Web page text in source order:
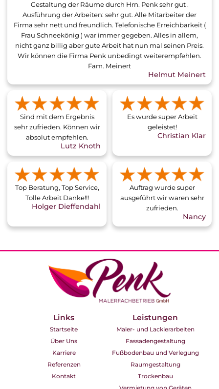
Gestaltung der Räume durch Hrn. Penk sehr gut .
Ausführung der Arbeiten: sehr gut. Alle Mitarbeiter der
Firma sehr nett und freundlich. Telefonische Erreichbarkeit (
Frau Schneekönig ) war immer gegeben. Alles in allem,
nicht ganz billig aber gute Arbeit hat nun mal seinen Preis.
Wir können die Firma Penk unbedingt weiterempfehlen.
Fam. Meinert
Helmut Meinert
Sind mit dem Ergebnis
sehr zufrieden. Können wir
absolut empfehlen.
Lutz Knoth
Es wurde super Arbeit
geleistet!
Christian Klar
Top Beratung, Top Service,
Tolle Arbeit Danke!!!
Holger Dieffendahl
Auftrag wurde super
ausgeführt wir waren sehr
zufrieden.
Nancy
Links
Startseite
Über Uns
Karriere
Referenzen
Kontakt
Leistungen
Maler- und Lackierarbeiten
Fassadengestaltung
Fußbodenbau und Verlegung
Raumgestaltung
Trockenbau